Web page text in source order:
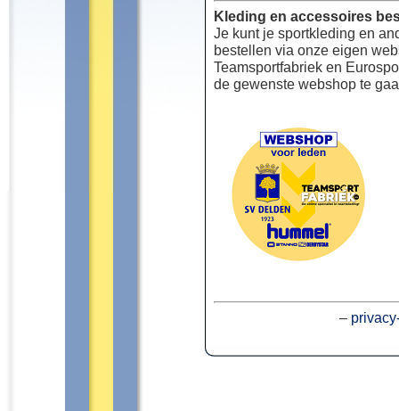
Kleding en accessoires
Je kunt je sportkleding en
bestellen via onze eigen
Teamsportfabriek en
de gewenste webshop te
–